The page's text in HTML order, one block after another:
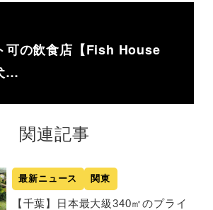
可の飲食店【Fish House
…
関連記事
最新ニュース 関東
【千葉】日本最大級340㎡のプライ